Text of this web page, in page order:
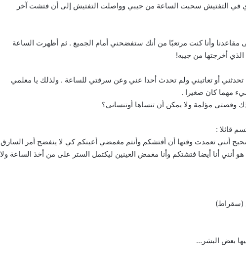
ﻓﻲ ﺍﻟﺘﻔﺘﻴﺶ ﺳﺤﺒﺖ ﺍﻟﺴﺎﻋﺔ ﻣﻦ ﺟﻴﺒﻲ ﻭﻭﺍﺻﻠﺖ ﺍﻟﺘﻔﺘﻴﺶ إﻟﻰ ﺃﻥ ﻓﺘﺸﺖ ﺁﺧﺮ
ﻣﻘﺎﻋﺪﻧﺎ ﻭﺃﻧﺎ ﻛﻨﺖ ﻣﺮﺗﻌﺒًﺎ ﻣﻦ ﺃﻧﻚ ﺳﺘﻔﻀﺤﻨﻲ ﺃﻣﺎﻡ ﺍﻟﺠﻤﻴﻊ . ﺛﻢ ﺃﻇﻬﺮﺕ ﺍﻟﺴﺎﻋﺔ
ﺃﺧﺮﺟﺘﻬﺎ ﻣﻦ ﺟﻴﺒﻪ!
ﺗﺤﺪﺛﻨﻲ ﺃﻭ ﺗﻌﺎﺗﺒﻨﻲ ﻭﻟﻢ ﺗﺤﺪﺙ ﺃﺣﺪﺍ ﻋﻨﻲ ﻭﻋﻦ ﺳﺮﻗﺘﻲ ﻟﻠﺴﺎﻋﺔ . ﻭﻟﺬﻟﻚ ﻳﺎ ﻣﻌﻠﻤﻲ
ﻣﻬﻤﺎ ﻛﺎﻥ ﺻﻐﻴﺮﺍ .
ﻭﻗﺼﺘﻲ ﻣﺆﻟﻤﺔ ﻭﻻ ﻳﻤﻜﻦ ﺃﻥ ﺗﻨﺴﺎﻫﺎ ﺃﻭﺗﻨﺴﺎﻧﻲ؟
ﻗﺎﺋﻼ :
ﺻﺤﻴﺢ ﺃﻧﻨﻲ ﺗﻌﻤﺪﺕ ﻭﻗﺘﻬﺎ ﺃﻥ ﺃﻓﺘﺸﻜﻢ ﻭﺃﻧﺘﻢ ﻣﻐﻤﻀﻲ ﺃﻋﻴﻨﻜﻢ ﻛﻲ ﻻ ﻳﻨﻔﻀﺢ ﺃﻣﺮ ﺍﻟﺴﺎﺭﻕ
ﺃﻧﻨﻲ ﺃﻧﺎ ﺃﻳﻀﺎ ﻓﺘﺸﺘﻜﻢ ﻭﺃﻧﺎ ﻣﻐﻤﺾ ﺍﻟﻌﻴﻨﻴﻦ ﻟﻴﻜﺘﻤﻞ ﺍﻟﺴﺘﺮ ﻋﻠﻰ ﻣﻦ ﺃﺧﺬ ﺍﻟﺴﺎﻋﺔ ﻭﻻ
(سقراط)
بعض البشر…